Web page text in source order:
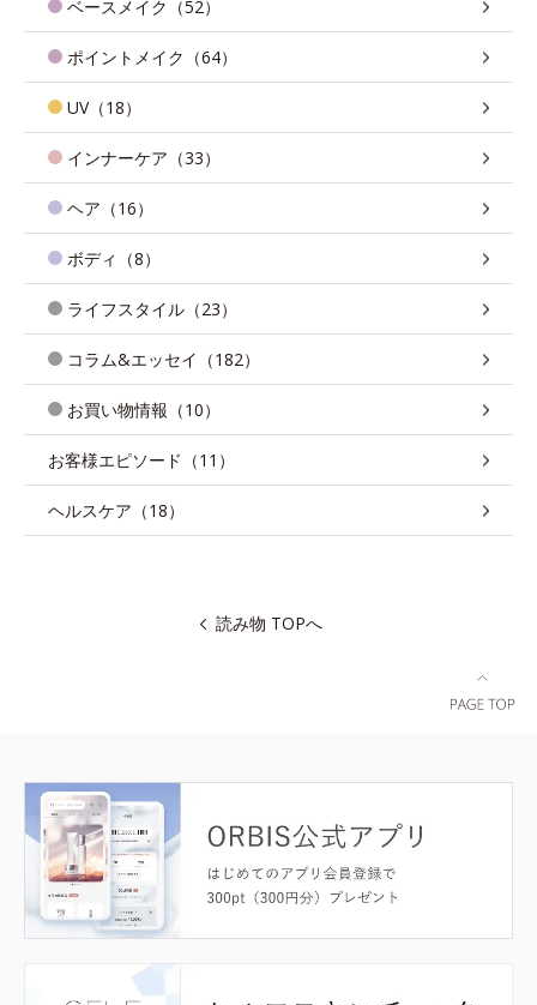
ベースメイク（52）
ポイントメイク（64）
UV（18）
インナーケア（33）
ヘア（16）
ボディ（8）
ライフスタイル（23）
コラム&エッセイ（182）
お買い物情報（10）
お客様エピソード（11）
ヘルスケア（18）
読み物 TOPへ